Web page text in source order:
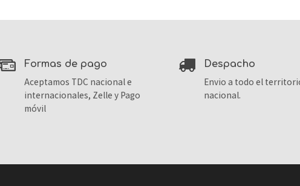
formas de pago
Aceptamos TDC nacional e
internacionales, Zelle y Pago
móvil
despacho
Envio a todo el
nacional.